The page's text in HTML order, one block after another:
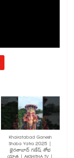
Khairatabad Ganesh
Shoba Yatra 2025 |
ఖైరతాబాద్ గణేష్ శోభ